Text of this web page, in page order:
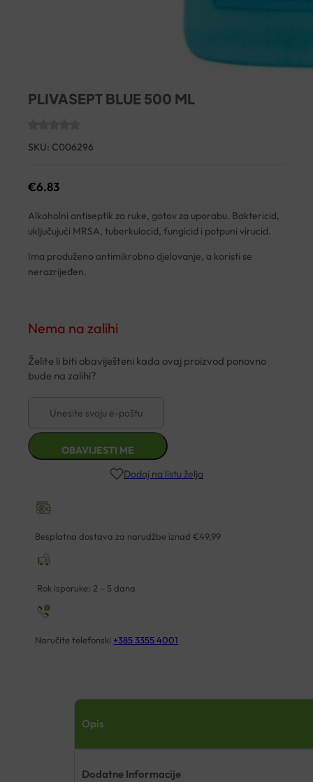
PLIVASEPT BLUE 500 ML
SKU: C006296
€6.83
Alkoholni antiseptik za ruke, gotov za uporabu. Baktericid,
uključujući MRSA, tuberkulocid, fungicid i potpuni virucid.
Ima produženo antimikrobno djelovanje, a koristi se
nerazrijeđen.
Nema na zalihi
Dodaj na listu želja
Besplatna dostava za narudžbe iznad €49,99
Rok isporuke: 2 – 5 dana
Naručite telefonski +385 3355 4001
Opis
Dodatne Informacije